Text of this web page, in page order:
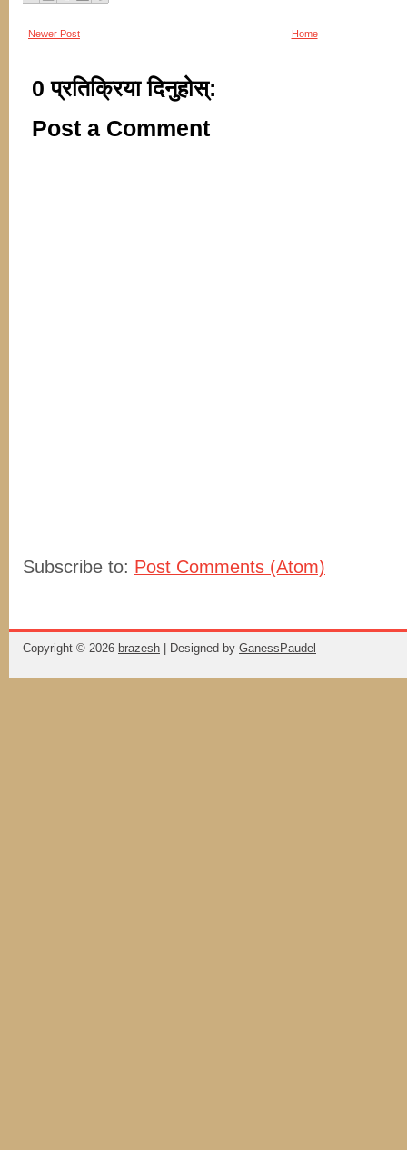
Newer Post Home
0 प्रतिक्रिया दिनुहोस्:
Post a Comment
Subscribe to: Post Comments (Atom)
Copyright © 2026 brazesh | Designed by GanessPaudel